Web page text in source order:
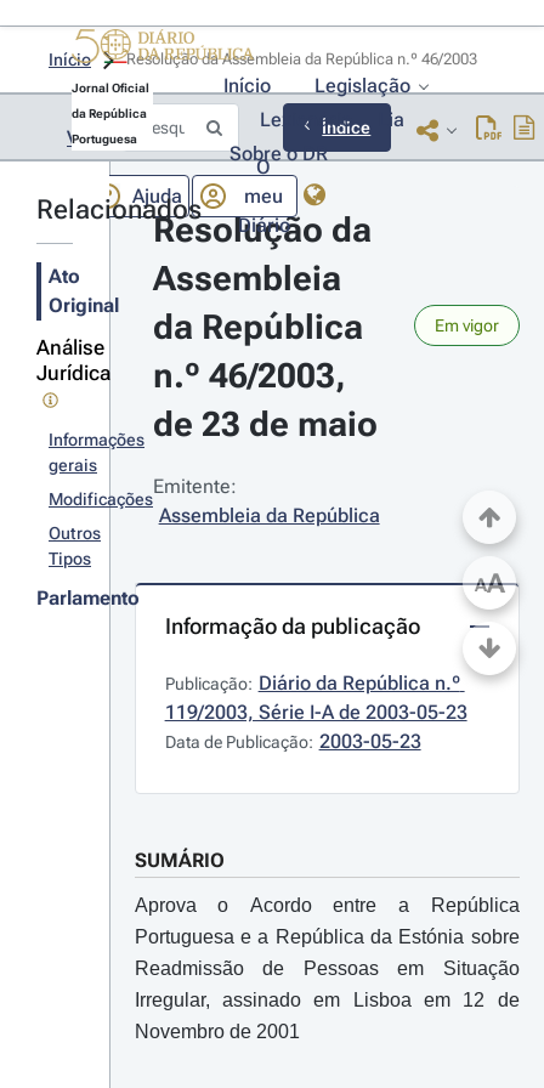
Jornal Oficial
da República
Portuguesa
Início
Legislação
Lexionário
Lia
Sobre o DR
Ajuda
O
meu
Diário
Início
Voltar Índice
Relacionados
Ato
Original
Análise
Jurídica
Informações
gerais
Modificações
Outros
Tipos
Parlamento
Resolução da
Assembleia
da República
n.º 46/2003,
de 23 de maio
Em vigor
Emitente:
Assembleia da República
Informação da publicação
Publicação: Diário da República n.º
119/2003, Série I-A de 2003-05-23
Data de Publicação: 2003-05-23
SUMÁRIO
Aprova o Acordo entre a República
Portuguesa e a República da Estónia sobre
Readmissão de Pessoas em Situação
Irregular, assinado em Lisboa em 12 de
Novembro de 2001
AA